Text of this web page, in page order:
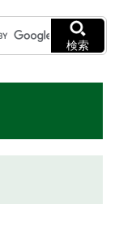
検索